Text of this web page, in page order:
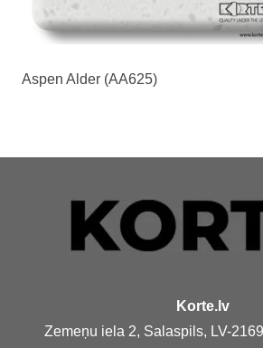
Aspen Alder (AA625)
Korte.lv
Zemeņu iela 2, Salaspils, LV-